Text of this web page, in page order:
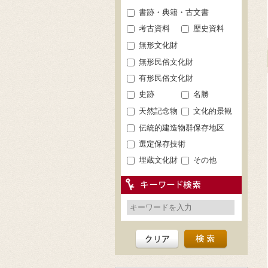
書跡・典籍・古文書
考古資料
歴史資料
無形文化財
無形民俗文化財
有形民俗文化財
史跡
名勝
天然記念物
文化的景観
伝統的建造物群保存地区
選定保存技術
埋蔵文化財
その他